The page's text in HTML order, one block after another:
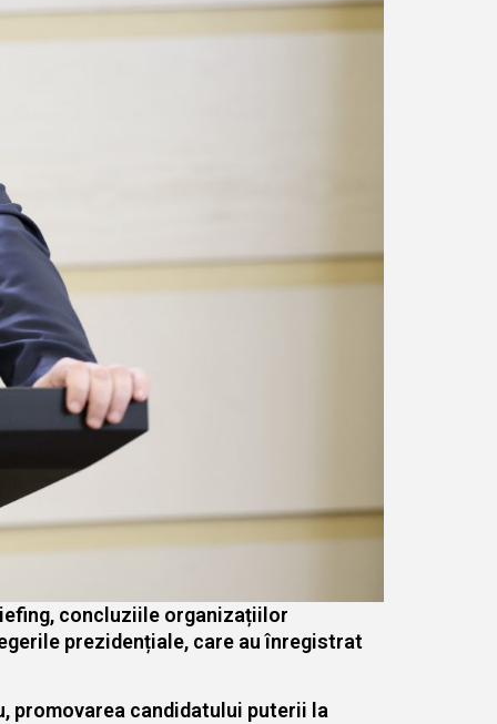
concluziile organizațiilor
prezidențiale, care au înregistrat
promovarea candidatului puterii la